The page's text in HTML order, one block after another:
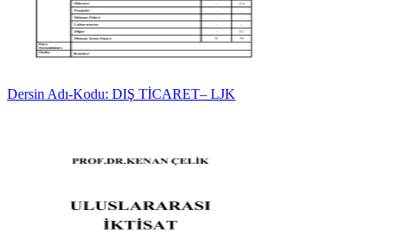
Dersin Adı-Kodu: DIŞ TİCARET– LJK